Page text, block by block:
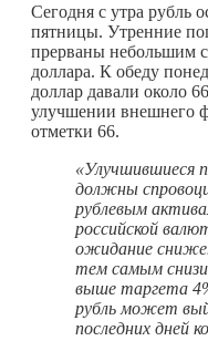
Сегодня с утра рубль
пятницы. Утренние
прерваны небольшим
доллара. К обеду
доллар давали около
улучшении внешнего
отметки 66.
«Улучшившиеся
должны
рублевым
российской
ожидание
тем самым
выше таргета
рубль может
последних дней